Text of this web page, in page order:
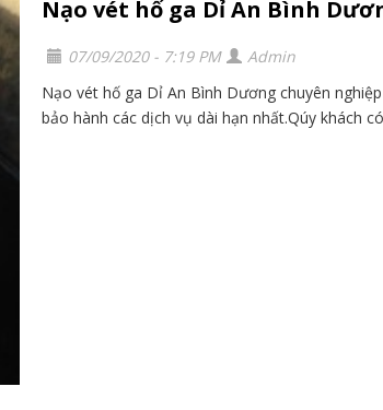
Nạo vét hố ga Dỉ An Bình
07/09/2020 - 7:19 PM
Admin
Nạo vét hố ga Dỉ An Bình Dương chuyên
bảo hành các dịch vụ dài hạn nhất.Qúy khách